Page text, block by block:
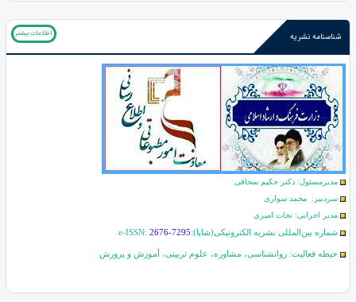
شناسنامه نشریه اطلاعات بیشتر
مدیرمسئول: دکتر حکیم سحاقی
سردبیر: محمد سواری
مدیر اجرایی: نجات امیری
شماره بین‌المللی نشریه الکترونیکی(شاپا):
e-ISSN: 2676-7295
حیطه فعالیت: روانشناسی، مشاوره، علوم تربیتی، آموزش و پرورش